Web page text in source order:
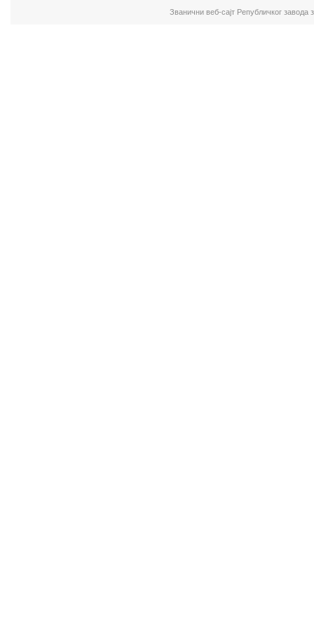
Званични веб-сајт Републичког